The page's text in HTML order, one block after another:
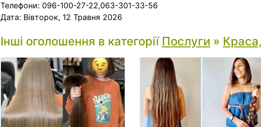
Телефони: 096-100-27-22,063-301-33-56
Дата: Вівторок, 12 Травня 2026
Інші оголошення в категорії Послуги »